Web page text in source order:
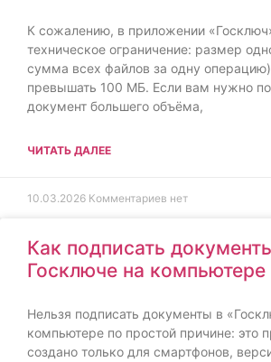
К сожалению, в приложении
техническое ограничение: размер
сумма всех файлов за одну
превышать 100 МБ. Если вам нужно
документ большего объёма,
ЧИТАТЬ ДАЛЕЕ
10.03.2026 Комментариев нет
Как подписать
Госключе на компьютере
Нельзя подписать документы в
компьютере по простой причине: это
создано только для смартфонов,